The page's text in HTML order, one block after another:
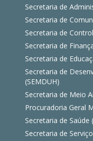
Secretaria de
Secretaria de
Secretaria de
Secretaria de
Secretaria de
Secretaria de
(SEMDUH)
Secretaria de Meio
Procuradoria Geral
Secretaria de Saúde
Secretaria de